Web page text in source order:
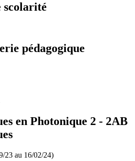
scolarité
pédagogique
en Photonique 2 - 2AB
23 au 16/02/24)